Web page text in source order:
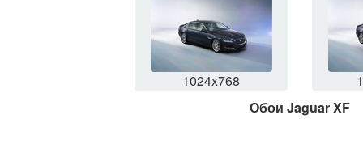
1024x768
Обои Jaguar XF